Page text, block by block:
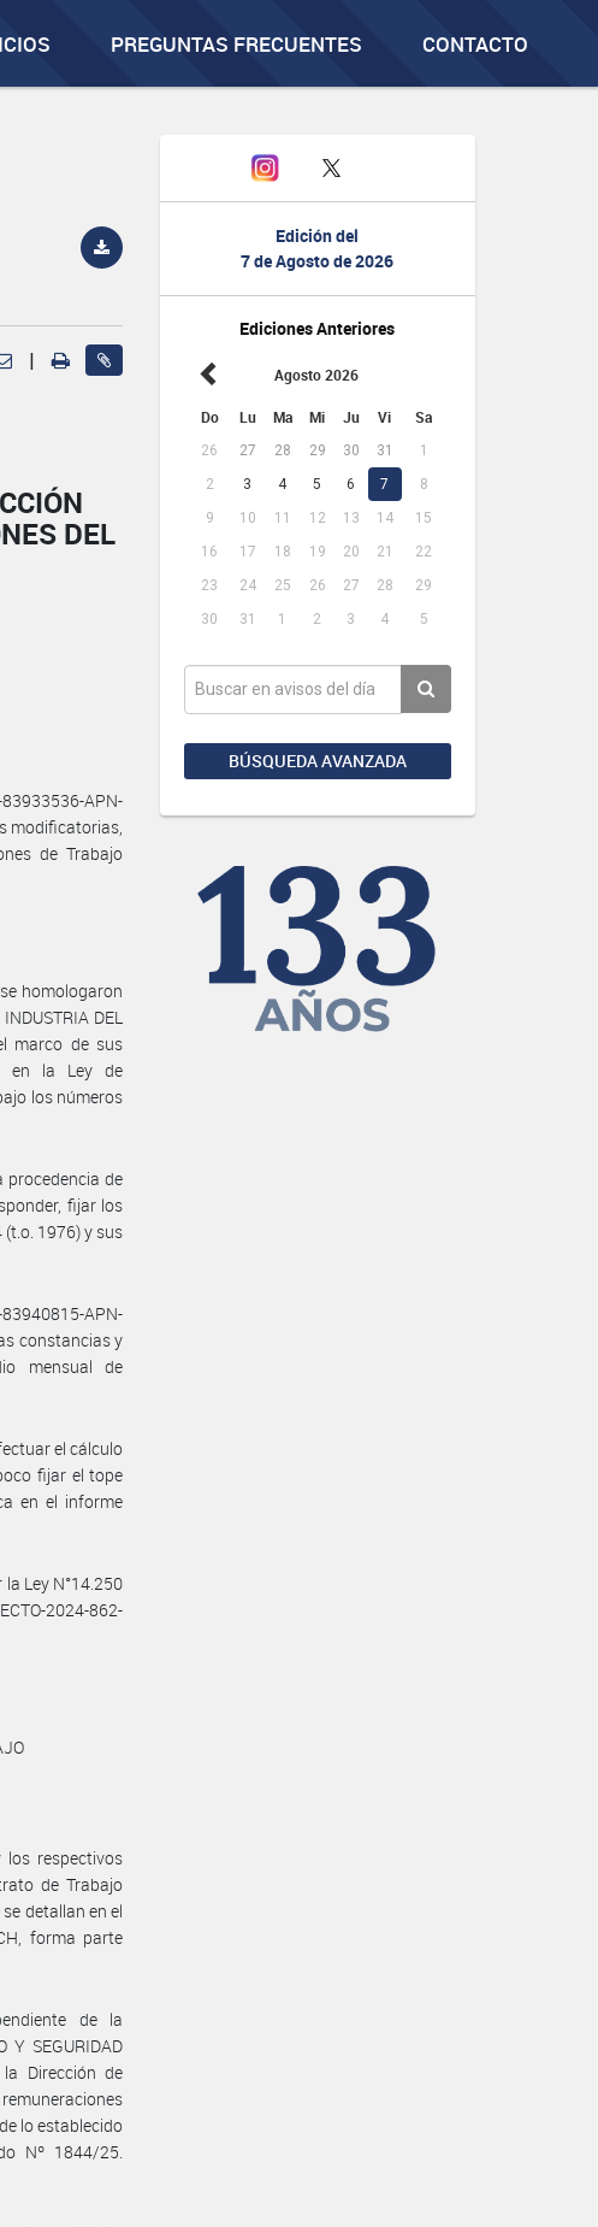
PREGUNTAS FRECUENTES CONTACTO
Edición del
7 de Agosto de 2026
Ediciones Anteriores
Agosto 2026
Do Lu Ma Mi Ju Vi Sa
26 27 28 29 30 31
1
2
3 4 5 6 7
8
9
10 11 12 13 14
15
16
17 18 19 20 21
22
23
24 25 26 27 28
29
30
31 1 2 3 4 5
BÚSQUEDA AVANZADA
|
DEL
APN-
modificatorias,
de Trabajo
homologaron
DEL
marco de sus
en la Ley de
los números
procedencia de
fijar los
1976) y sus
APN-
constancias y
mensual de
el cálculo
fijar el tope
en el informe
Ley N°14.250
2024-862-
los respectivos
de Trabajo
detallan en el
forma parte
de la
Y SEGURIDAD
Dirección de
lo establecido
Nº 1844/25.